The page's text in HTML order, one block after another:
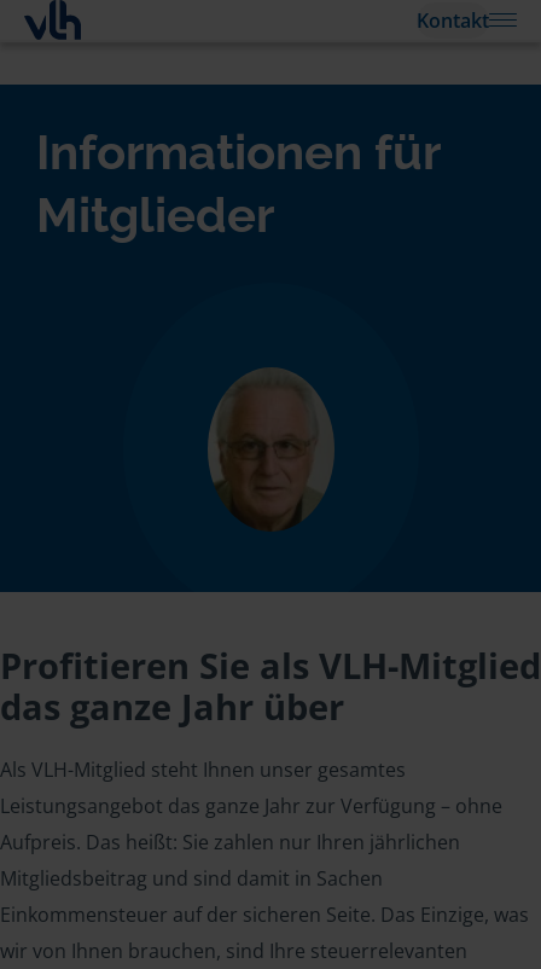
Kontakt
Informationen für
Mitglieder
Profitieren Sie als VLH-Mitglied
das ganze Jahr über
Als VLH-Mitglied steht Ihnen unser gesamtes
Leistungsangebot das ganze Jahr zur Verfügung – ohne
Aufpreis. Das heißt: Sie zahlen nur Ihren jährlichen
Mitgliedsbeitrag und sind damit in Sachen
Einkommensteuer auf der sicheren Seite. Das Einzige, was
wir von Ihnen brauchen, sind Ihre steuerrelevanten